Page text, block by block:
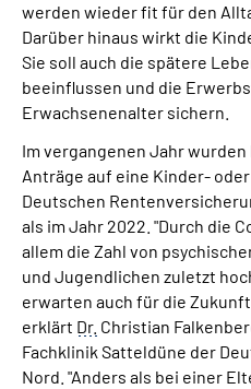
werden wieder fit für den
Darüber hinaus wirkt die
Sie soll auch die spätere
beeinflussen und die
Erwachsenenalter sichern.
Im vergangenen Jahr
Anträge auf eine Kinder-
Deutschen
als im Jahr 2022. "Durch die
allem die Zahl von
und Jugendlichen zuletzt
erwarten auch für die
erklärt Dr. Christian
Fachklinik Satteldüne der
Nord. "Anders als bei einer